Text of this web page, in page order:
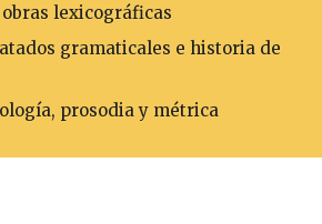
lexicográficas
gramaticales e historia de
prosodia y métrica